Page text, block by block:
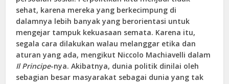
sehat, karena mereka yang berkecimpung di
dalamnya lebih banyak yang berorientasi untuk
mengejar tampuk kekuasaan semata. Karena itu,
segala cara dilakukan walau melanggar etika dan
aturan yang ada, mengikut Niccolo Machiavelli dalam
Il Principe-nya. Akibatnya, dunia politik dinilai oleh
sebagian besar masyarakat sebagai dunia yang tak